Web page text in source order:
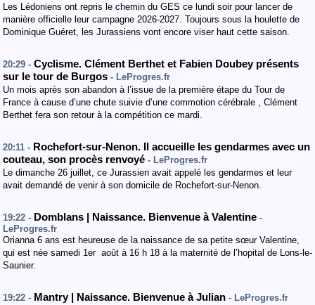
Les Lédoniens ont repris le chemin du GES ce lundi soir pour lancer de
manière officielle leur campagne 2026-2027. Toujours sous la houlette de
Dominique Guéret, les Jurassiens vont encore viser haut cette saison.
20:29 - Cyclisme. Clément Berthet et Fabien Doubey présents
sur le tour de Burgos - LeProgres.fr
Un mois après son abandon à l’issue de la première étape du Tour de
France à cause d’une chute suivie d’une commotion cérébrale , Clément
Berthet fera son retour à la compétition ce mardi.
20:11 - Rochefort-sur-Nenon. Il accueille les gendarmes avec un
couteau, son procès renvoyé - LeProgres.fr
Le dimanche 26 juillet, ce Jurassien avait appelé les gendarmes et leur
avait demandé de venir à son domicile de Rochefort-sur-Nenon.
19:22 - Domblans | Naissance. Bienvenue à Valentine -
LeProgres.fr
Orianna 6 ans est heureuse de la naissance de sa petite sœur Valentine,
qui est née samedi 1er août à 16 h 18 à la maternité de l’hopital de Lons-le-
Saunier.
19:22 - Mantry | Naissance. Bienvenue à Julian - LeProgres.fr